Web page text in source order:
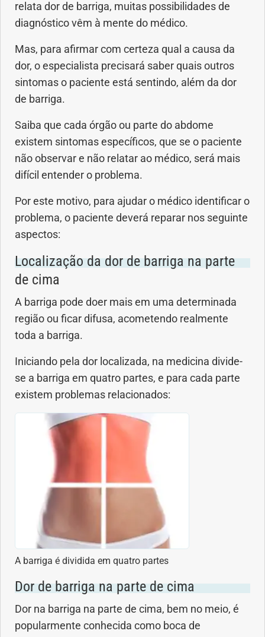
Ortopedia
Problemas Cardíacos
Problemas de circulação
Problemas Hormonais
Saúde da criança e adolescente
Saúde do coração
Saúde do homem
Saúde do nariz
Saúde dos Dentes
Saúde dos ouvidos
Saúde dos rins
Saúde mental
Síndrome de Down
Sono
Urgências
relata dor de barriga, muitas possibilidades de
diagnóstico vêm à mente do médico.
Mas, para afirmar com certeza qual a causa da
dor, o especialista precisará saber quais outros
sintomas o paciente está sentindo, além da dor
de barriga.
Saiba que cada órgão ou parte do abdome
existem sintomas específicos, que se o paciente
não observar e não relatar ao médico, será mais
difícil entender o problema.
Por este motivo, para ajudar o médico identificar o
problema, o paciente deverá reparar nos seguinte
aspectos:
Localização da dor de barriga na parte
de cima
A barriga pode doer mais em uma determinada
região ou ficar difusa, acometendo realmente
toda a barriga.
Iniciando pela dor localizada, na medicina divide-
se a barriga em quatro partes, e para cada parte
existem problemas relacionados:
A barriga é dividida em quatro partes
Dor de barriga na parte de cima
Dor na barriga na parte de cima, bem no meio, é
popularmente conhecida como boca de